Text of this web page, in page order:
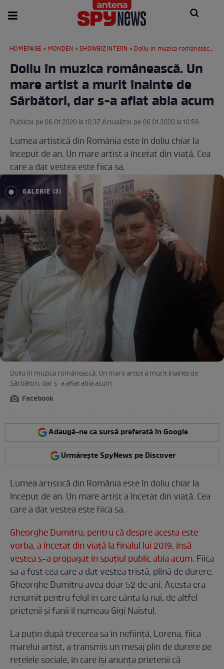
HOMEPAGE » MONDEN »SHOWBIZ INTERN » Doliu în muzica românească. Un mare artist a murit înainte de Sărbători, dar s-a aflat abia acum
Doliu în muzica românească. Un
mare artist a murit înainte de
Sărbători, dar s-a aflat abia acum
Publicat pe 06.01.2020 la 10:37 Actualizat pe 06.01.2020 la 10:59
Lumea artistică din România este în doliu chiar la
început de an. Un mare artist a încetat din viaţă. Cea
care a dat vestea este fiica sa.
GALERIE (3)
Doliu în muzica românească. Un mare artist a murit înainte de
Sărbători, dar s-a aflat abia acum
Facebook
Adaugă-ne ca sursă preferată în Google
Urmărește SpyNews pe Discover
Lumea artistică din România este în doliu chiar la
început de an. Un mare artist a încetat din viaţă. Cea
care a dat vestea este fiica sa.
Gheorghe Dumitru, pentru că despre acesta este
vorba, a încetat din viaţă la finalul lui 2019, însă
vestea s-a propagat în spaţiul public abia acum. Fiica
sa a fost cea care a dat vestea tristă, plină de durere.
Gheorghe Dumitru avea doar 52 de ani. Acesta era
renumit pentru felul în care cânta la nai, de altfel
prietenii şi fanii îl numeau Gigi Naistul.
La puţin după trecerea sa în nefiinţă, Lorena, fiica
marelui artist, a transmis un mesaj plin de durere pe
reţelele sociale, în care îşi anunţa prietenii că